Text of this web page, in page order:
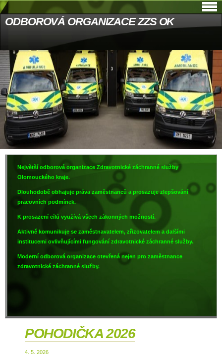
ODBOROVÁ ORGANIZACE ZZS OK
Největší odborová organizace Zdravotnické záchranné služby
Olomouckého kraje.
Dlouhodobě obhajuje práva zaměstnanců a prosazuje zlepšování
pracovních podmínek.
K prosazení cílů využívá všech zákonných možností.
Aktivně komunikuje se zaměstnavatelem, zřizovatelem a dalšími
institucemi ovlivňujícími fungování zdravotnické záchranné služby.
Moderní odborová organizace otevřená nejen pro zaměstnance
zdravotnické záchranné služby.
POHODIČKA 2026
4. 5. 2026